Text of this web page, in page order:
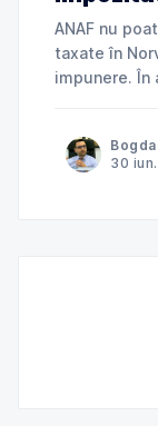
ANAF nu
taxate în
impunere. În această ediție din seria „ANAF în
încerca să
impozitate
30